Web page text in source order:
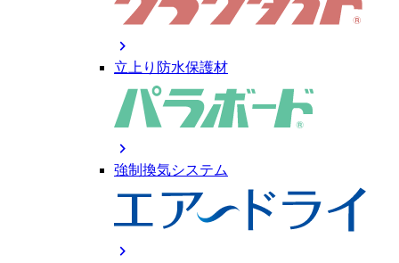
chevron_right
立上り防水保護材
chevron_right
強制換気システム
chevron_right